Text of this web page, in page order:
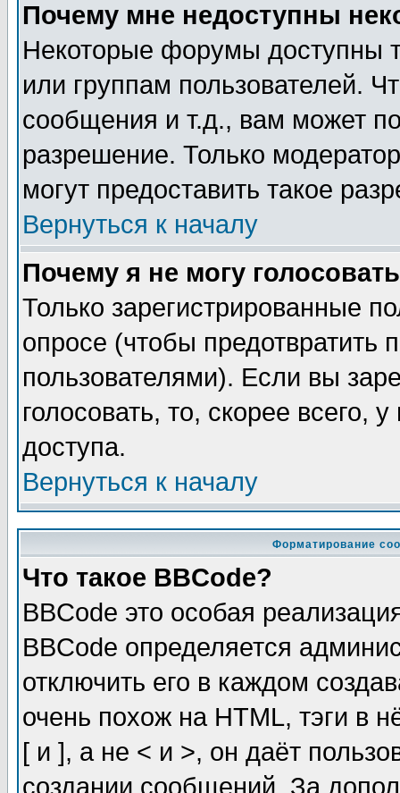
Почему мне недоступны
Некоторые форумы доступны
или группам пользователей.
сообщения и т.д., вам может
разрешение. Только
могут предоставить такое
Вернуться к началу
Почему я не могу
Только зарегистрированные
опросе (чтобы предотвратить
пользователями). Если вы
голосовать, то, скорее всего,
доступа.
Вернуться к началу
Форматирование
Что такое BBCode?
BBCode это особая
BBCode определяется
отключить его в каждом
очень похож на HTML, тэги в
[ и ], а не < и >, он даёт
создании сообщений. За